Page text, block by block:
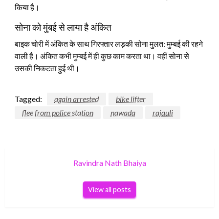
किया है।
सोना को मुंबई से लाया है अंकित
बाइक चोरी में अंकित के साथ गिरफ्तार लड़की सोना मुलत: मुम्बई की रहने
वाली है। अंकित कभी मुम्बई में ही कुछ काम करता था। वहीं सोना से
उसकी निकटता हुई थी।
Tagged: again arrested
bike lifter
flee from police station
nawada rajauli
Ravindra Nath Bhaiya
View all posts